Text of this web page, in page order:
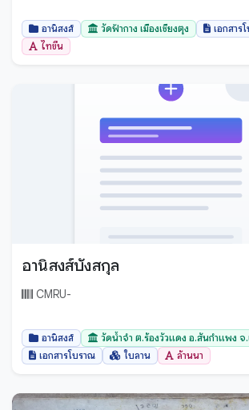
อานิสงส์ วัดฟ้ากาง เมืองเชียงตุง เอกสาร
ไทขึน
อานิสงส์บังสกุล
CMRU-
อานิสงส์
วัดน้ำจำ ต.ร้องวัวแดง อ.สันกำแพง จ.
เอกสารโบราณ
ใบลาน ล้านนา